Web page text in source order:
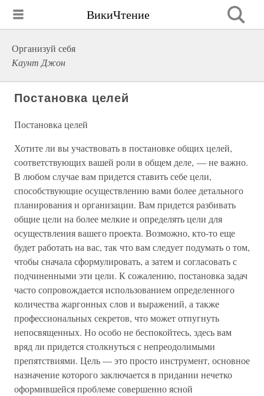
ВикиЧтение
Организуй себя
Каунт Джон
Постановка целей
Постановка целей
Хотите ли вы участвовать в постановке общих целей,
соответствующих вашей роли в общем деле, — не важно.
В любом случае вам придется ставить себе цели,
способствующие осуществлению вами более детального
планирования и организации. Вам придется разбивать
общие цели на более мелкие и определять цели для
осуществления вашего проекта. Возможно, кто-то еще
будет работать на вас, так что вам следует подумать о том,
чтобы сначала сформулировать, а затем и согласовать с
подчиненными эти цели. К сожалению, постановка задач
часто сопровождается использованием определенного
количества жаргонных слов и выражений, а также
профессиональных секретов, что может отпугнуть
непосвященных. Но особо не беспокойтесь, здесь вам
вряд ли придется столкнуться с непреодолимыми
препятствиями. Цель — это просто инструмент, основное
назначение которого заключается в придании нечетко
оформившейся проблеме совершенно ясной